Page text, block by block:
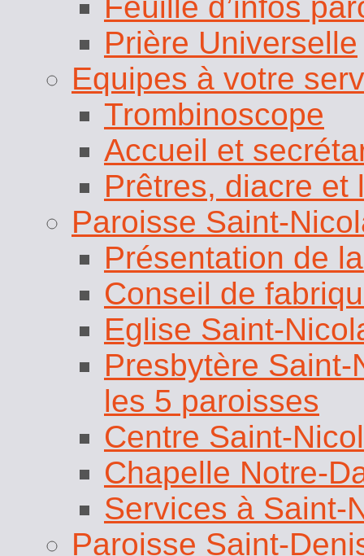
Prière Universelle
Equipes à votre
Trombinoscope
Accueil et
Prêtres, diacre et
Paroisse Saint-
Présentation de
Conseil de
Eglise Saint-
Presbytère Saint-
les 5 paroisses
Centre Saint-
Chapelle Notre-
Services à Saint-
Paroisse Saint-
Présentation de